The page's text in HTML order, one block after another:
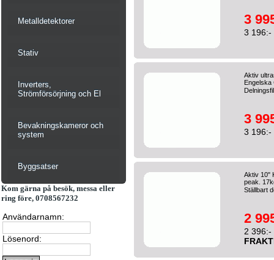
Metalldetektorer
Stativ
Inverters,
Strömförsörjning och El
Bevakningskameror och
system
Byggsatser
Kom gärna på besök, messa eller
ring före, 0708567232
Användarnamn:
Lösenord:
3
3 196:-
Aktiv
Engelska
3
3 196:-
Aktiv 10"
peak.
Ställbart
2
2 396:-